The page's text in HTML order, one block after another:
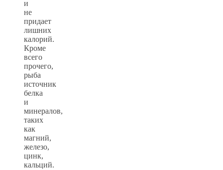
и
не
придает
лишних
калорий.
Кроме
всего
прочего,
рыба
источник
белка
и
минералов,
таких
как
магний,
железо,
цинк,
кальций.